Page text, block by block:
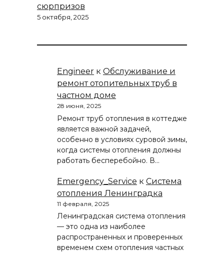
сюрпризов
5 октября, 2025
Engineer к Обслуживание и
ремонт отопительных труб в
частном доме
28 июня, 2025
Ремонт труб отопления в коттедже
является важной задачей,
особенно в условиях суровой зимы,
когда системы отопления должны
работать бесперебойно. В…
Emergency_Service к Система
отопления Ленинградка
11 февраля, 2025
Ленинградская система отопления
— это одна из наиболее
распространенных и проверенных
временем схем отопления частных